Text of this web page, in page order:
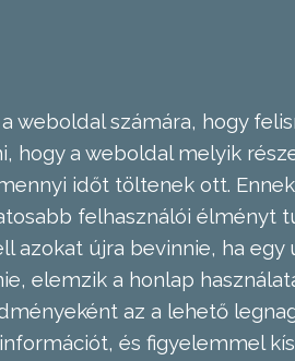
weboldal számára, hogy
hogy a weboldal melyik
időt töltenek ott. Ennek
felhasználói élményt
azokat újra bevinnie, ha egy
elemzik a honlap
az a lehető
és figyelemmel